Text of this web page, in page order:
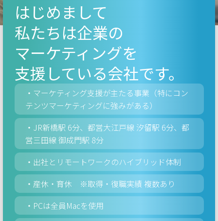
はじめまして
私たちは企業の
マーケティングを
支援している会社です。
マーケティング支援が主たる事業（特にコン
テンツマーケティングに強みがある）
JR新橋駅 6分、都営大江戸線 汐留駅 6分、都
営三田線 御成門駅 8分
出社とリモートワークのハイブリッド体制
産休・育休 ※取得・復職実績 複数あり
PCは全員Macを使用